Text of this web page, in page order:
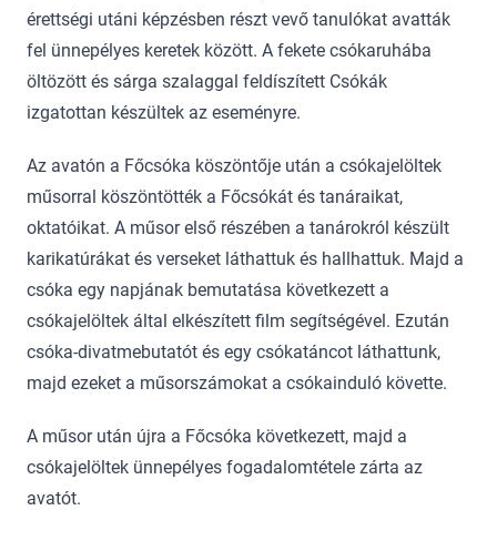
érettségi utáni képzésben részt vevő tanulókat avatták
fel ünnepélyes keretek között. A fekete csókaruhába
öltözött és sárga szalaggal feldíszített Csókák
izgatottan készültek az eseményre.
Az avatón a Főcsóka köszöntője után a csókajelöltek
műsorral köszöntötték a Főcsókát és tanáraikat,
oktatóikat. A műsor első részében a tanárokról készült
karikatúrákat és verseket láthattuk és hallhattuk. Majd a
csóka egy napjának bemutatása következett a
csókajelöltek által elkészített film segítségével. Ezután
csóka-divatmebutatót és egy csókatáncot láthattunk,
majd ezeket a műsorszámokat a csókainduló követte.
A műsor után újra a Főcsóka következett, majd a
csókajelöltek ünnepélyes fogadalomtétele zárta az
avatót.